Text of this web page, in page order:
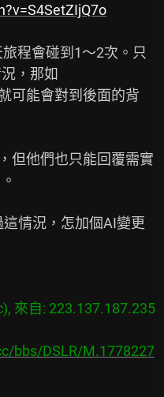
程會碰到1～2次。只
，那如
可能會對到後面的背
但他們也只能回覆需實
情況，怎加個AI變更
來自: 223.137.187.235
bbs/DSLR/M.1778227